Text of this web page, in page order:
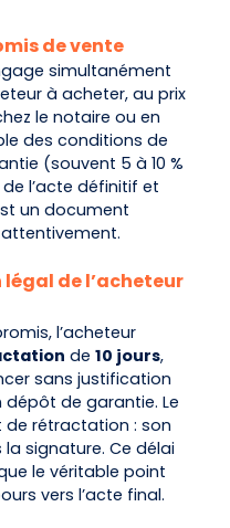
de vente
simultanément
à acheter, au prix
le notaire ou en
des conditions de
(souvent 5 à 10 %
l’acte définitif et
un document
attentivement.
de l’acheteur
l’acheteur
de 10 jours,
sans justification
de garantie. Le
de rétractation : son
signature. Ce délai
le véritable point
vers l’acte final.